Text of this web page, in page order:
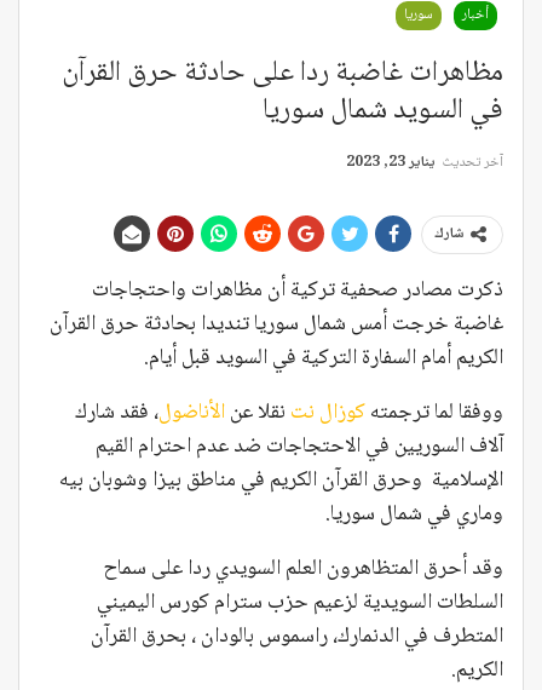
أخبار سوريا
مظاهرات غاضبة ردا على حادثة حرق القرآن
في السويد شمال سوريا
آخر تحديث يناير 23, 2023
شارك
ذكرت مصادر صحفية تركية أن مظاهرات واحتجاجات
غاضبة خرجت أمس شمال سوريا تنديدا بحادثة حرق القرآن
الكريم أمام السفارة التركية في السويد قبل أيام.
ووفقا لما ترجمتهكوزال نت نقلا عنالأناضول، فقد شارك
آلاف السوريين في الاحتجاجات ضد عدم احترام القيم
الإسلامية وحرق القرآن الكريم في مناطق بيزا وشوبان بيه
وماري في شمال سوريا.
وقد أحرق المتظاهرون العلم السويدي ردا على سماح
السلطات السويدية لزعيم حزب سترام كورس اليميني
المتطرف في الدنمارك، راسموس بالودان ، بحرق القرآن
الكريم.